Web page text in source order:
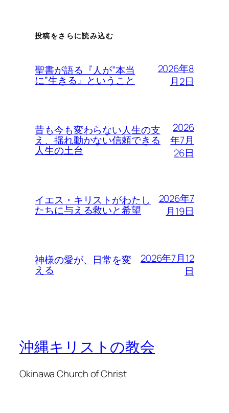
投稿をさらに読み込む
聖書が語る『人が”本当
に”生きる』ということ
2026年8
月2日
昔も今も変わらない人生の支
え、揺れ動かない信頼できる
人生の土台
2026
年7月
26日
イエス・キリストがわたし
たちに与える救いと希望
2026年7
月19日
神様の愛が、日常を変
える
2026年7月12
日
沖縄キリストの教会
Okinawa Church of Christ